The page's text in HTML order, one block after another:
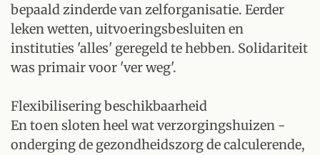
bepaald zinderde van zelforganisatie. Eerder
leken wetten, uitvoeringsbesluiten en
instituties 'alles' geregeld te hebben. Solidariteit
was primair voor 'ver weg'.
Flexibilisering beschikbaarheid
En toen sloten heel wat verzorgingshuizen -
onderging de gezondheidszorg de calculerende,